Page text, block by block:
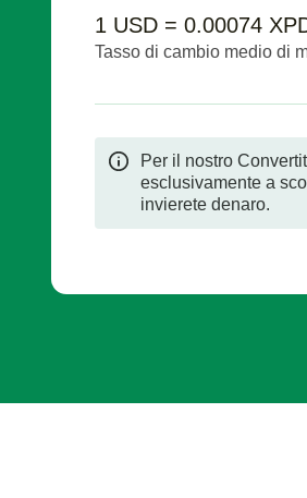
1 USD = 0.00074
Tasso di cambio medio di
Per il nostro
esclusivamente a
invierete denaro.